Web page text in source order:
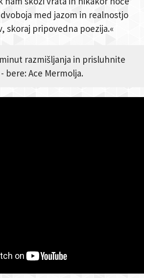
med jazom in realnostjo
skoraj pripovedna poezija.«
razmišljanja in prisluhnite
bere: Ace Mermolja.